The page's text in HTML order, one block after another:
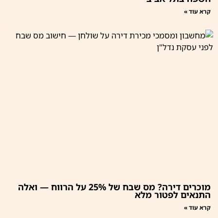
קרא עוד »
מוכרים דירה? מס שבח של 25% על הרווח — ואלה
התנאים לפטור מלא
קרא עוד »